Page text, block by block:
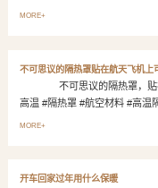
MORE+
不可思议的隔热罩贴在航天飞机上
不可思议的隔热罩，贴在
高温 #隔热罩 #航空材料 #高
MORE+
开车回家过年用什么保暖